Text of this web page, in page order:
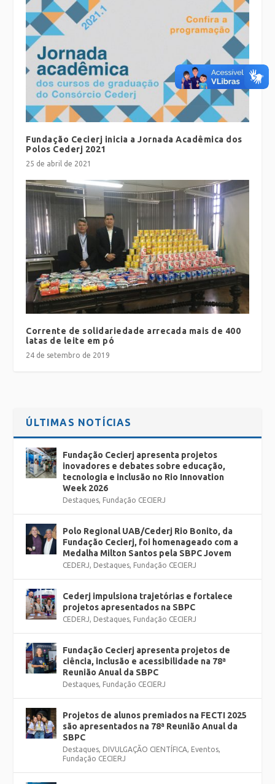
Fundação Cecierj inicia a Jornada Acadêmica dos
Polos Cederj 2021
25 de abril de 2021
Corrente de solidariedade arrecada mais de 400
latas de leite em pó
24 de setembro de 2019
ÚLTIMAS NOTÍCIAS
Fundação Cecierj apresenta projetos
inovadores e debates sobre educação,
tecnologia e inclusão no Rio Innovation
Week 2026
Destaques, Fundação CECIERJ
Polo Regional UAB/Cederj Rio Bonito, da
Fundação Cecierj, foi homenageado com a
Medalha Milton Santos pela SBPC Jovem
CEDERJ, Destaques, Fundação CECIERJ
Cederj impulsiona trajetórias e fortalece
projetos apresentados na SBPC
CEDERJ, Destaques, Fundação CECIERJ
Fundação Cecierj apresenta projetos de
ciência, inclusão e acessibilidade na 78ª
Reunião Anual da SBPC
Destaques, Fundação CECIERJ
Projetos de alunos premiados na FECTI 2025
são apresentados na 78ª Reunião Anual da
SBPC
Destaques, DIVULGAÇÃO CIENTÍFICA, Eventos,
Fundação CECIERJ